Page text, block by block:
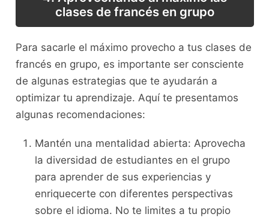
clases de⁣ francés en grupo
Para sacarle‌ el máximo provecho a tus‍ clases de
francés‌ en ​grupo, es importante ser⁣ consciente
de algunas estrategias⁣ que te ayudarán a
optimizar ‍tu‌ aprendizaje. Aquí ‌te presentamos
‍algunas‍ recomendaciones:
Mantén una mentalidad abierta: Aprovecha
la diversidad de estudiantes en ⁣el grupo
para aprender de sus experiencias y
enriquecerte con diferentes perspectivas
sobre el idioma. No te limites a ⁣tu ⁤propio